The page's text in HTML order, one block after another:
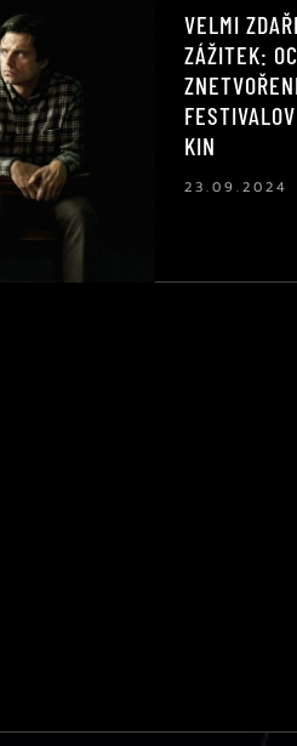
VELMI
ZÁŽITEK:
KIN
23.09.2024